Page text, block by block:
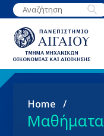
Παράκαμψη
προς
κυρίως
περιεχόμενο
Breadcrumb
Home
Μαθήματα